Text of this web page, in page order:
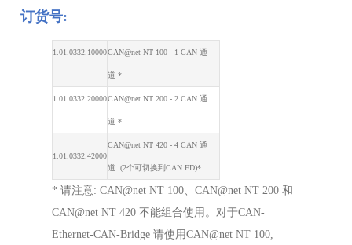
订货号:
1.01.0332.10000CAN@net NT 100 - 1 CAN通
道 *
1.01.0332.20000CAN@net NT 200 - 2 CAN通
道 *
1.01.0332.42000
CAN@net NT 420 - 4 CAN通
道 (2个可切换到CAN FD)*
* 请注意: CAN@net NT 100、CAN@net NT 200 和
CAN@net NT 420 不能组合使用。对于CAN-
Ethernet-CAN-Bridge 请使用CAN@net NT 100,